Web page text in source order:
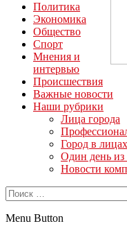
Политика
Экономика
Общество
Спорт
Мнения и
интервью
Происшествия
Важные новости
Наши рубрики
Лица города
Город в лицах
Один день
Новости
Menu Button